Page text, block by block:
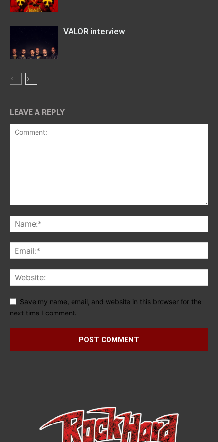
VALOR interview
LEAVE A REPLY
Save my name, email, and website in this browser for the
next time I comment.